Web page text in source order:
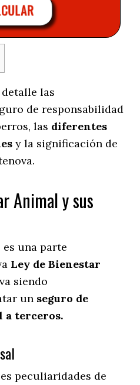
las
de responsabilidad
las diferentes
y la significación de
Animal y sus
una parte
Ley de Bienestar
siendo
un seguro de
a terceros.
peculiaridades de